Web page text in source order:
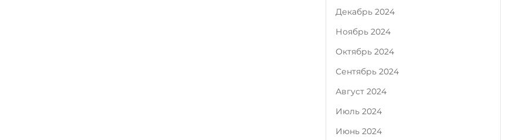
Декабрь 2024
Ноябрь 2024
Октябрь 2024
Сентябрь 2024
Август 2024
Июль 2024
Июнь 2024